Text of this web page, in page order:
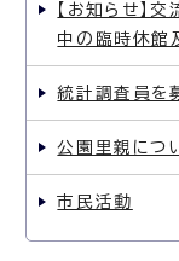
【お知らせ】
中の臨時休館
統計調査員を
公園里親につ
市民活動